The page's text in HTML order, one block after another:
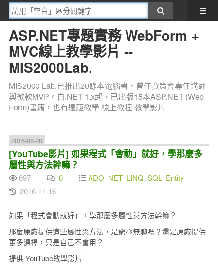
ASP.NET專題實務 WebForm +
MVC線上教學影片 --
MIS2000Lab.
MIS2000 Lab.已推出20餘本電腦書，曾任資策會專任講師
與微軟MVP。自.NET 1.x起，已出版15本ASP.NET (Web
Form)書籍，也有遠距教學 線上教程 教學影片
2016-08-20
[YouTube影片] 如果程式「會動」就好，學那麼多
屬性與方法幹嘛？
697 0
ADO_NET_LINQ_SQL_Entity
2016-11-16
如果「程式會動就好」，學那麼多屬性與方法幹嘛？
那麼原廠提供這些屬性與方法，是窮極無聊嗎？還是原廠提供
更多選擇，只是自己不會用？
提供 YouTube教學影片